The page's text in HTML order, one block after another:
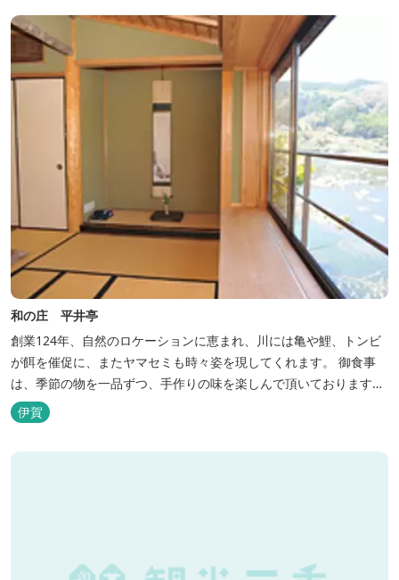
ルな料金で宿泊が可能なため、観光目的の拠点としてぜひご利用く
和の庄 平井亭
創業124年、自然のロケーションに恵まれ、川には亀や鯉、トンビ
が餌を催促に、またヤマセミも時々姿を現してくれます。 御食事
は、季節の物を一品ずつ、手作りの味を楽しんで頂いております。
（宿泊一日一組）
伊賀